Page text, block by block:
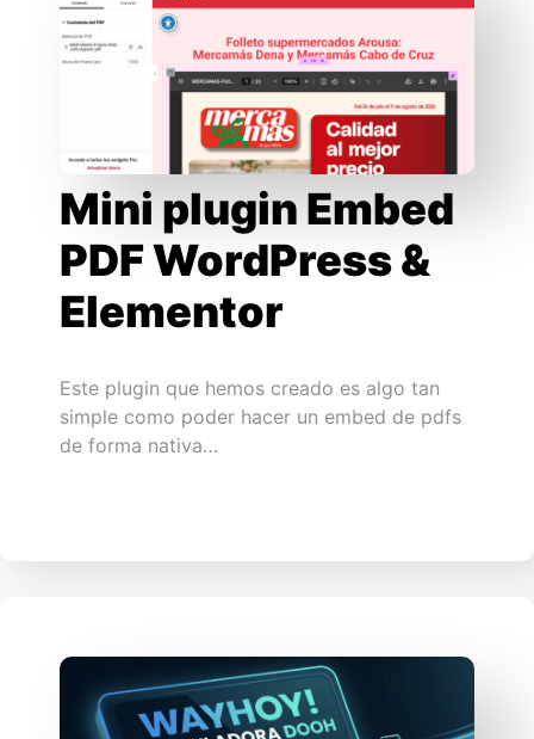
Mini plugin Embed
PDF WordPress &
Elementor
Este plugin que hemos creado es algo tan
simple como poder hacer un embed de pdfs
de forma nativa…